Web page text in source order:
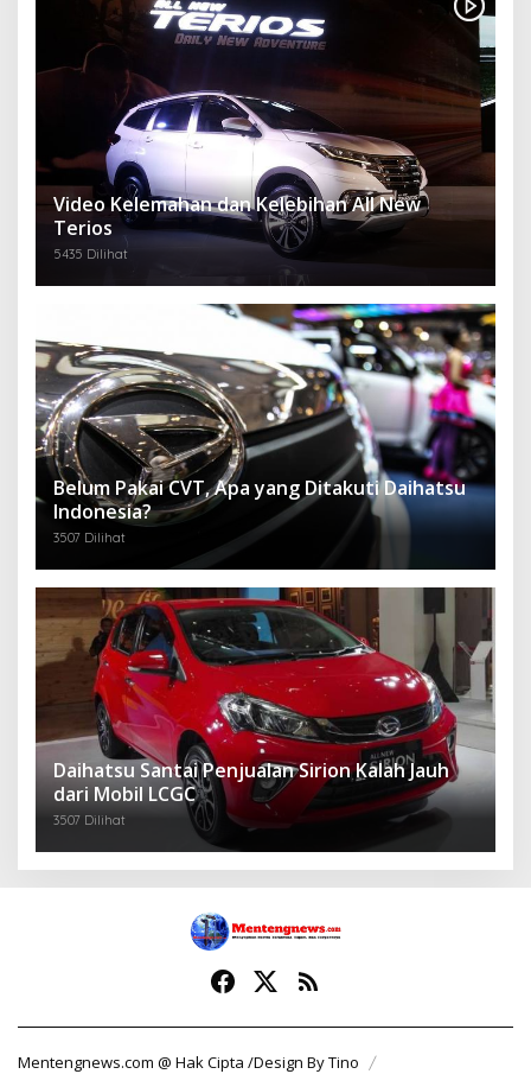
Video Kelemahan dan Kelebihan All New
Terios
5435 Dilihat
Belum Pakai CVT, Apa yang Ditakuti Daihatsu
Indonesia?
3507 Dilihat
Daihatsu Santai Penjualan Sirion Kalah Jauh
dari Mobil LCGC
3507 Dilihat
Mentengnews.com @ Hak Cipta /Design By Tino